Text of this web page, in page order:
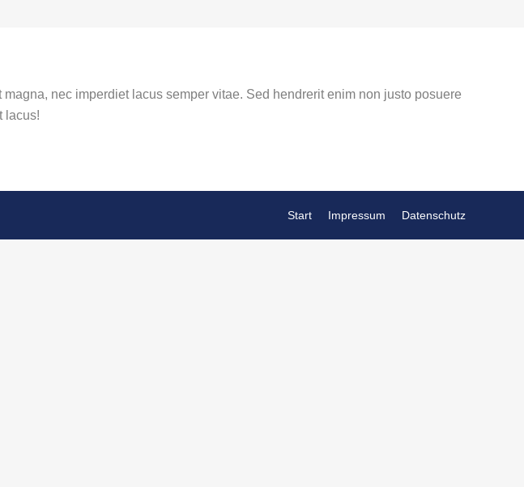
nec imperdiet lacus semper vitae. Sed hendrerit enim non justo posuere
lacus!
Start Impressum Datenschutz